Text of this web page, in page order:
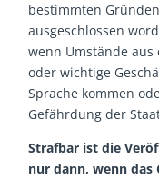
bestimmten
ausgeschlossen
wenn Umstände
oder wichtige
Sprache kommen
Gefährdung der
Strafbar ist die
nur dann, wenn das